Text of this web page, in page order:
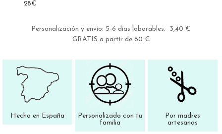
28€
Personalización y envío: 5-6 días laborables. 3,40 €
GRATIS a partir de 60 €
Hecho en España
Personalizado con tu
familia
Por madres
artesanas